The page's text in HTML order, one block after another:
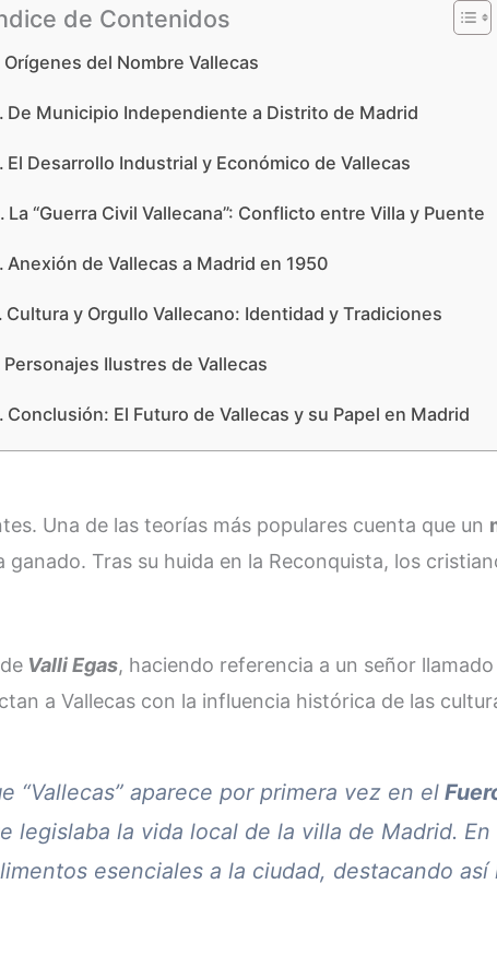
de Contenidos
Orígenes del Nombre Vallecas
De Municipio Independiente a Distrito de Madrid
El Desarrollo Industrial y Económico de Vallecas
La “Guerra Civil Vallecana”: Conflicto entre Villa y Puente
Anexión de Vallecas a Madrid en 1950
Cultura y Orgullo Vallecano: Identidad y Tradiciones
Personajes Ilustres de Vallecas
Conclusión: El Futuro de Vallecas y su Papel en Madrid
Una de las teorías más populares cuenta que un
Tras su huida en la Reconquista, los
Valli Egas, haciendo referencia a un señor
a Vallecas con la influencia histórica de las
“Vallecas” aparece por primera vez en el
legislaba la vida local de la villa de Madrid.
esenciales a la ciudad, destacando